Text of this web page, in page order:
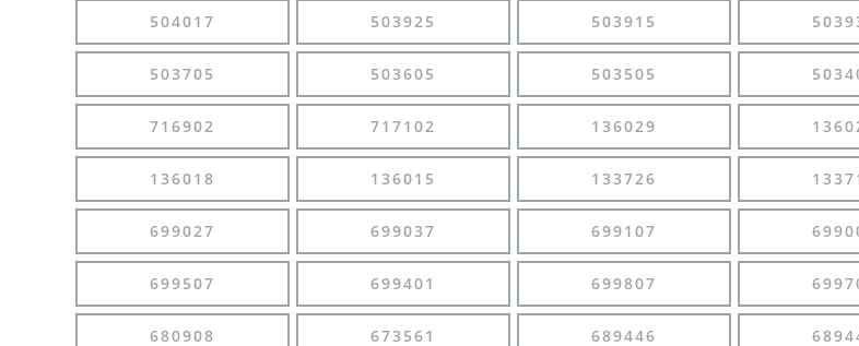
504017 503925 503915
503705 503605 503505
716902 717102 136029
136018 136015 133726
699027 699037 699107
699507 699401 699807
680908 673561 689446